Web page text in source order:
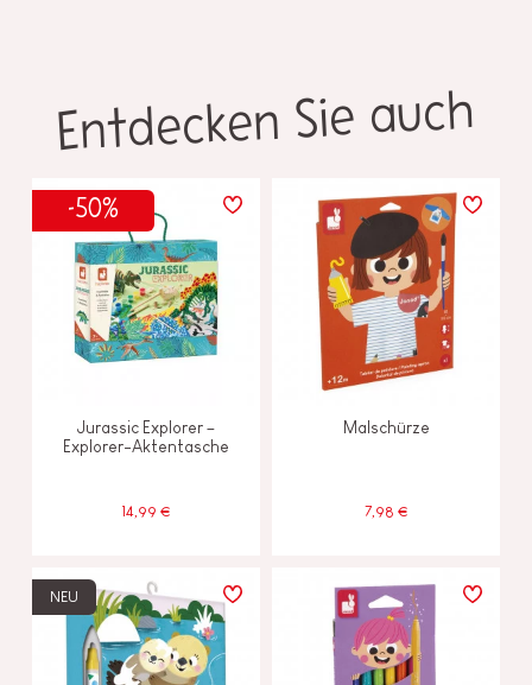
Entdecken Sie auch
-50%
Jurassic Explorer –
Explorer-Aktentasche
14,99 €
Malschürze
7,98 €
NEU